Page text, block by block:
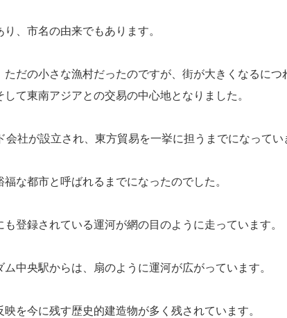
、市名の由来でもあります。
だの小さな漁村だったのですが、街が大きくなるに
て東南アジアとの交易の中心地となりました。
社が設立され、東方貿易を一挙に担うまでになってい
な都市と呼ばれるまでになったのでした。
登録されている運河が網の目のように走っています。
中央駅からは、扇のように運河が広がっています。
を今に残す歴史的建造物が多く残されています。